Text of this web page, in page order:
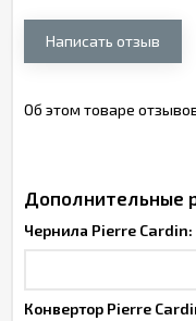
Написать отзыв
Об этом товаре
Дополнительные
Чернила Pierre Cardin:
Конвертор Pierre